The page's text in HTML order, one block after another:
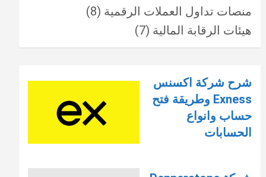
منصات تداول العملات الرقمية (8)
هيئات الرقابة المالية (7)
شرح شركة اكسنس
Exness وطريقة فتح
حساب وانواع
الحسابات